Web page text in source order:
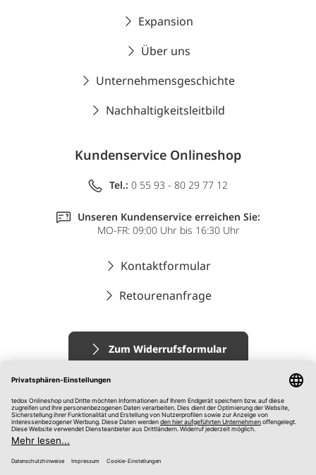
Expansion
Über uns
Unternehmensgeschichte
Nachhaltigkeitsleitbild
Kundenservice Onlineshop
Tel.: 0 55 93 - 80 29 77 12
Unseren Kundenservice erreichen Sie:
MO-FR: 09:00 Uhr bis 16:30 Uhr
Kontaktformular
Retourenanfrage
Zum Widerrufsformular
Impressum
AGB
Datenschutz